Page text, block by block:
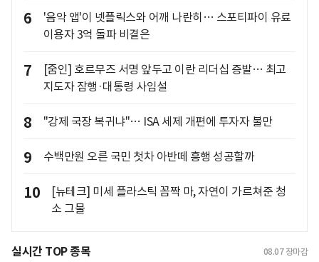
6
'음악 앱'이 넷플릭스와 어깨 나란히… 스포티파이 유료
이용자 3억 돌파 비결은
7
[줌인] 호르무즈 서명 앞두고 이란 리더십 증발… 최고
지도자 잠행·대통령 사임설
8 "강제 국장 복귀냐"… ISA 세제 개편에 투자자 불만
9 수백만원 오른 국민 첫차 아반떼 흥행 성공할까
10
[뉴테크] 미세 플라스틱 꼼짝 마, 자연이 가르쳐준 청
소 그물
실시간 TOP 종목 08.07 장마감